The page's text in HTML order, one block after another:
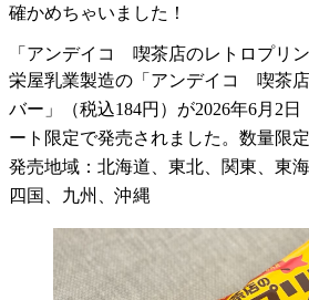
確かめちゃいました！
「アンデイコ 喫茶店のレトロプリン
栄屋乳業製造の「アンデイコ 喫茶
バー」（税込184円）が2026年6月2
ート限定で発売されました。数量限定
発売地域：北海道、東北、関東、東
四国、九州、沖縄